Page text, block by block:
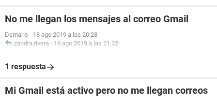
No me llegan los mensajes al correo Gmail
Damaris - 18 ago 2019 a las 20:28
zandra.rivera - 19 ago 2019 a las 21:32
1 respuesta
Mi Gmail está activo pero no me llegan correos